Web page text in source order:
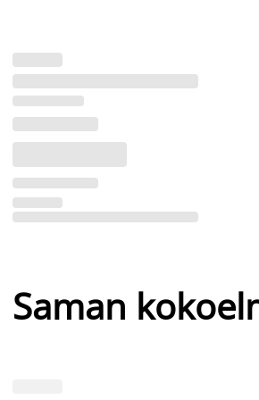
Saman